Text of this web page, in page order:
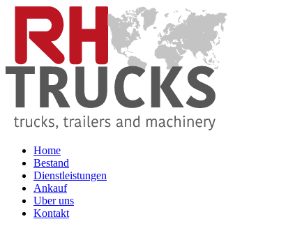
Home
Bestand
Dienstleistungen
Ankauf
Uber uns
Kontakt